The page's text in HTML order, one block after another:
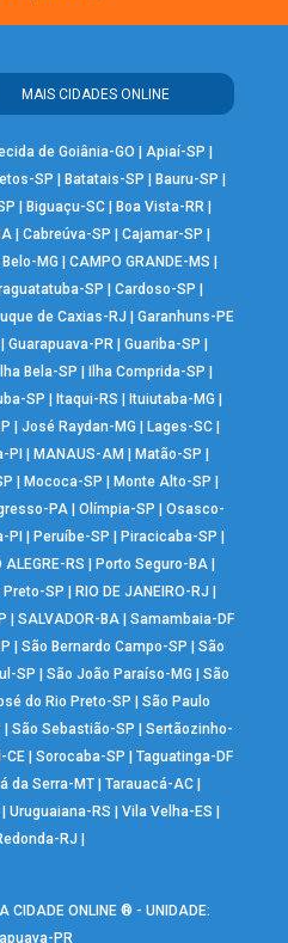
MAIS CIDADES ONLINE
de Goiânia-GO Apiaí-SP
SP Batatais-SP Bauru-SP
Biguaçu-SC Boa Vista-RR
| Cabreúva-SP Cajamar-SP
MG |CAMPO GRANDE-MS
SP Cardoso-SP
de Caxias-RJ
Garanhuns-PE
Guarapuava-PR| Guariba-SP
Ilha Bela-SP Ilha Comprida-SP
SP Itaqui-RS Ituiutaba-MG
José Raydan-MG Lages-SC|
PI MANAUS-AM Matão-SP
Mococa-SP Monte Alto-SP
PA |Olímpia-SP |Osasco-
PI Peruíbe-SP Piracicaba-SP
ALEGRE-RS Porto Seguro-BA
Preto-SP RIO DE JANEIRO-RJ
SALVADOR-BA| Samambaia-DF
|São Bernardo Campo-SP |São
SP |São João Paraíso-MG |São
do Rio Preto-SP |São Paulo
|São Sebastião-SP |Sertãozinho-
CE |Sorocaba-SP |Taguatinga-DF
da Serra-MT| Tarauacá-AC|
|Uruguaiana-RS |Vila Velha-ES
RJ
CIDADE ONLINE ® - UNIDADE:
PR